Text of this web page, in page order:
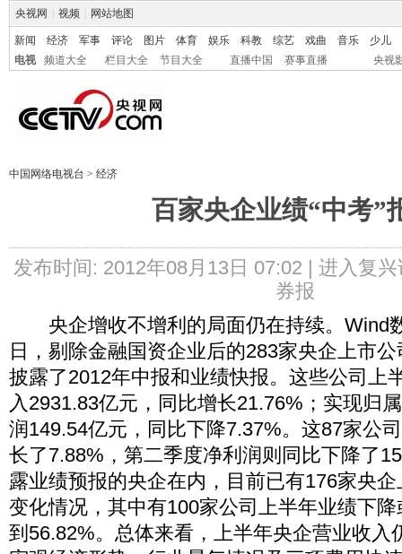
央视网 视频 网站地图
新闻 经济 军事 评论 图片 体育 娱乐 科教 综艺 戏曲 音乐
少儿
电视
频道大全 栏目大全 节目大全 直播中国 赛事直播 央视
中国网络电视台 > 经济
百家央企业绩“中考”
发布时间: 2012年08月13日 07:02 | 进入复兴
券报
央企增收不增利的局面仍在持续。Wind
日，剔除金融国资企业后的283家央企上市
披露了2012年中报和业绩快报。这些公司上
入2931.83亿元，同比增长21.76%；实现归
润149.54亿元，同比下降7.37%。这87家公
长了7.88%，第二季度净利润则同比下降了
露业绩预报的央企在内，目前已有176家央
变化情况，其中有100家公司上半年业绩下
到56.82%。总体来看，上半年央企营业收入